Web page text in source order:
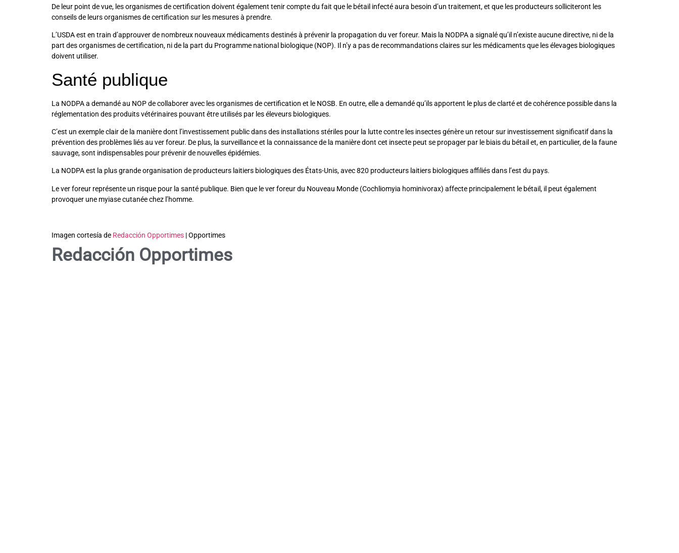
De leur point de vue, les organismes de certification doivent également tenir compte du fait que le bétail infecté aura besoin d’un traitement, et que les producteurs solliciteront les
conseils de leurs organismes de certification sur les mesures à prendre.
L’USDA est en train d’approuver de nombreux nouveaux médicaments destinés à prévenir la propagation du ver foreur. Mais la NODPA a signalé qu’il n’existe aucune directive, ni de la
part des organismes de certification, ni de la part du Programme national biologique (NOP). Il n’y a pas de recommandations claires sur les médicaments que les élevages biologiques
doivent utiliser.
Santé publique
La NODPA a demandé au NOP de collaborer avec les organismes de certification et le NOSB. En outre, elle a demandé qu’ils apportent le plus de clarté et de cohérence possible dans la
réglementation des produits vétérinaires pouvant être utilisés par les éleveurs biologiques.
C’est un exemple clair de la manière dont l’investissement public dans des installations stériles pour la lutte contre les insectes génère un retour sur investissement significatif dans la
prévention des problèmes liés au ver foreur. De plus, la surveillance et la connaissance de la manière dont cet insecte peut se propager par le biais du bétail et, en particulier, de la faune
sauvage, sont indispensables pour prévenir de nouvelles épidémies.
La NODPA est la plus grande organisation de producteurs laitiers biologiques des États-Unis, avec 820 producteurs laitiers biologiques affiliés dans l’est du pays.
Le ver foreur représente un risque pour la santé publique. Bien que le ver foreur du Nouveau Monde (Cochliomyia hominivorax) affecte principalement le bétail, il peut également
provoquer une myiase cutanée chez l’homme.
Imagen cortesía de Redacción Opportimes | Opportimes
Redacción Opportimes